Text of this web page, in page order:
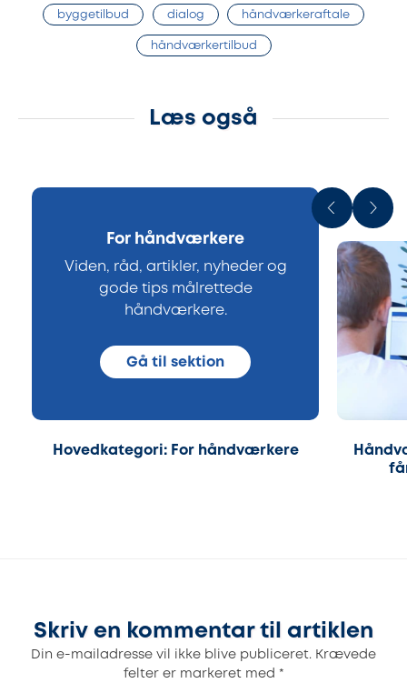
byggetilbud dialog håndværkeraftale
håndværkertilbud
Læs også
For håndværkere
Viden, råd, artikler, nyheder og
gode tips målrettede
håndværkere.
Gå til sektion
Hovedkategori: For håndværkere
Skriv en kommentar til artiklen
Din e-mailadresse vil ikke blive publiceret. Krævede
felter er markeret med *